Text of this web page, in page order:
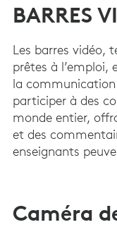
BARRES
Les barres vidéo,
prêtes à
la communication
participer à des
monde entier,
et des
enseignants
Caméra